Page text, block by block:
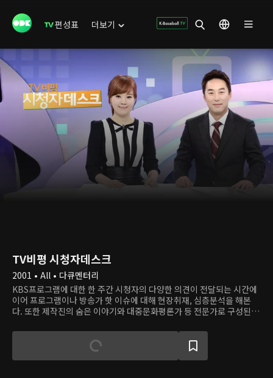
편성표 더보기
TV비평 시청자데스크
2001 • All • 다큐멘터리
KBS프로그램에 대한 한 주간 시청자의 다양한 의견이 전달되는 시간에
이어 프로그램이나 방송가 핫 이슈에 대해 현장취재, 심층분석을 해본
다. 또한 제작진의 숨은 이야기와 대중문화평론가 등 전문가로 구성된 평